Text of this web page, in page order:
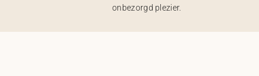
onbezorgd plezier.